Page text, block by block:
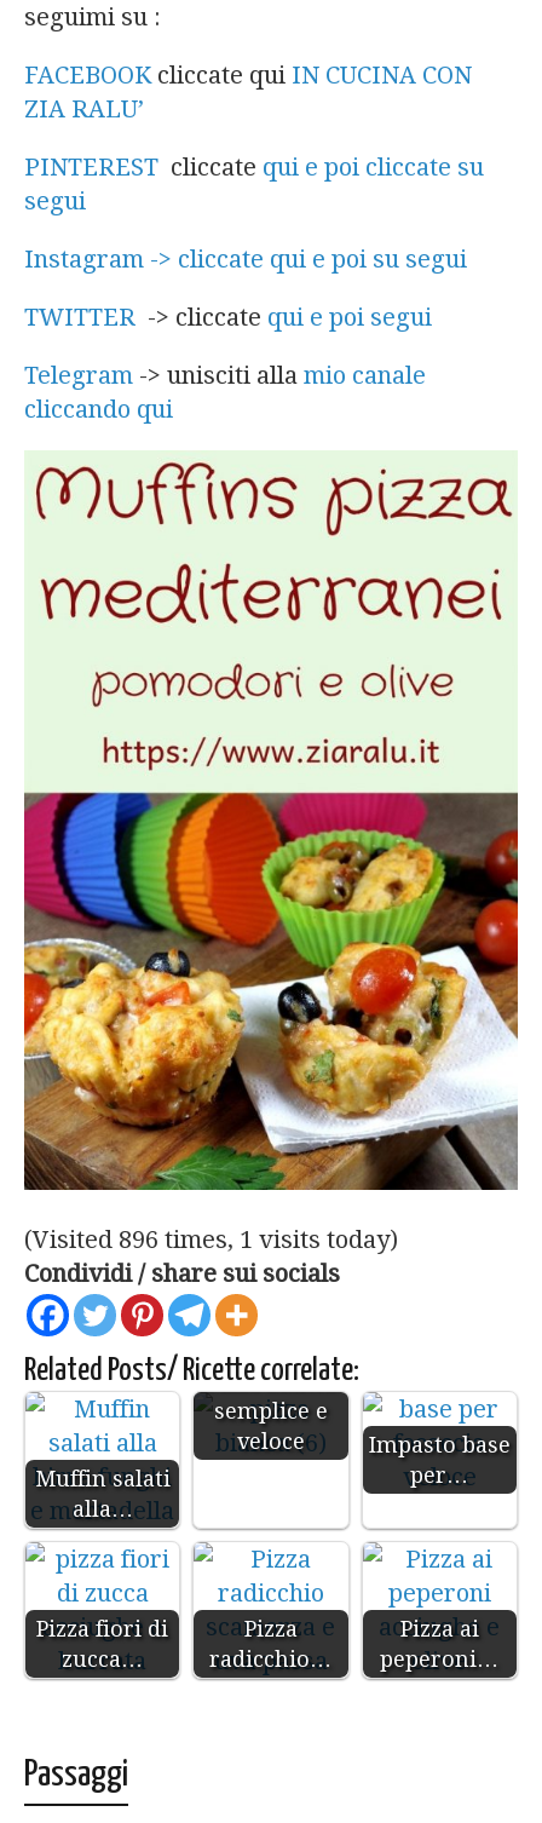
seguimi su :
FACEBOOK cliccate qui IN CUCINA CON
ZIA RALU’
PINTEREST cliccate qui e poi cliccate su
segui
Instagram -> cliccate qui e poi su segui
TWITTER -> cliccate qui e poi segui
Telegram -> unisciti alla mio canale
cliccando qui
(Visited 896 times, 1 visits today)
Condividi / share sui socials
Related Posts/ Ricette correlate:
Muffin salati
alla…
Pizza bianca
semplice e
veloce
Impasto base
per…
Pizza fiori di
zucca…
Pizza
radicchio…
Pizza ai
peperoni…
Passaggi